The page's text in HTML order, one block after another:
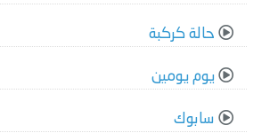
حالة كركبة
يوم يومين
سابوك